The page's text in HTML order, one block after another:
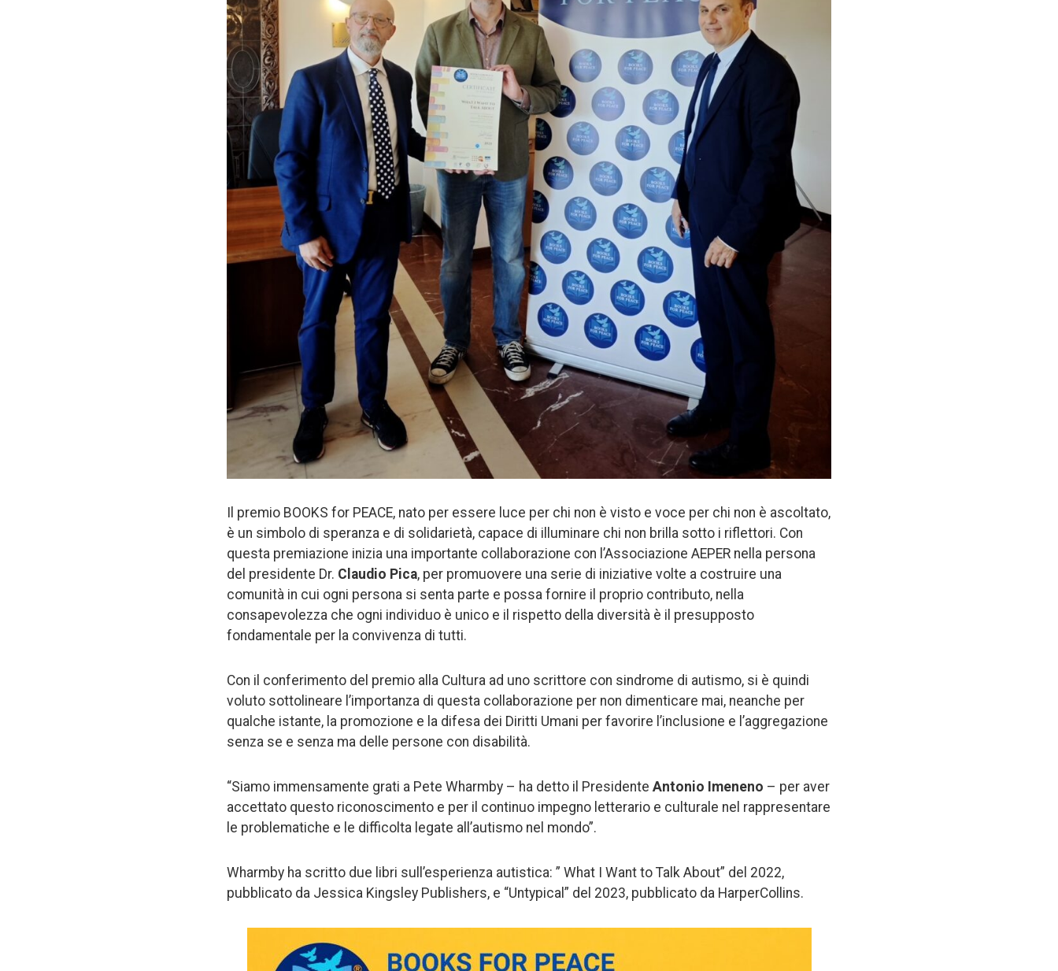
Il premio BOOKS for PEACE, nato per essere luce per chi non è visto e voce per chi non è ascoltato,
è un simbolo di speranza e di solidarietà, capace di illuminare chi non brilla sotto i riflettori. Con
questa premiazione inizia una importante collaborazione con l’Associazione AEPER nella persona
del presidente Dr. Claudio Pica, per promuovere una serie di iniziative volte a costruire una
comunità in cui ogni persona si senta parte e possa fornire il proprio contributo, nella
consapevolezza che ogni individuo è unico e il rispetto della diversità è il presupposto
fondamentale per la convivenza di tutti.
Con il conferimento del premio alla Cultura ad uno scrittore con sindrome di autismo, si è quindi
voluto sottolineare l’importanza di questa collaborazione per non dimenticare mai, neanche per
qualche istante, la promozione e la difesa dei Diritti Umani per favorire l’inclusione e l’aggregazione
senza se e senza ma delle persone con disabilità.
“Siamo immensamente grati a Pete Wharmby – ha detto il Presidente Antonio Imeneno – per aver
accettato questo riconoscimento e per il continuo impegno letterario e culturale nel rappresentare
le problematiche e le difficolta legate all’autismo nel mondo”.
Wharmby ha scritto due libri sull’esperienza autistica: ” What I Want to Talk About” del 2022,
pubblicato da Jessica Kingsley Publishers, e “Untypical” del 2023, pubblicato da HarperCollins.